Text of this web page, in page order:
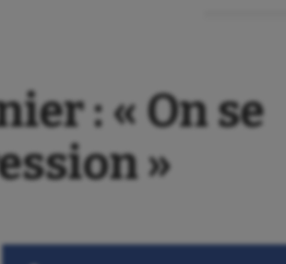
: « On se
»